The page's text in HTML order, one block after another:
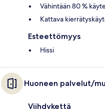
Vähintään 80 %
Kattava
Esteettömyys
Hissi
Huoneen palvelut/
Viihdykettä